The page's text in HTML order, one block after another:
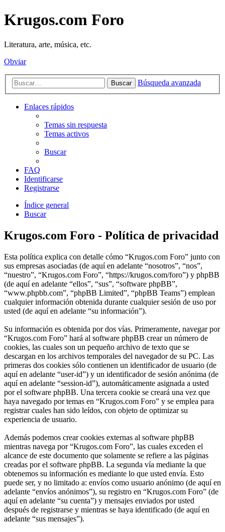
Krugos.com Foro
Literatura, arte, música, etc.
Obviar
Buscar Búsqueda avanzada
Enlaces rápidos
Temas sin respuesta
Temas activos
Buscar
FAQ
Identificarse
Registrarse
Índice general
Buscar
Krugos.com Foro - Política de privacidad
Esta política explica con detalle cómo “Krugos.com Foro” junto con
sus empresas asociadas (de aquí en adelante “nosotros”, “nos”,
“nuestro”, “Krugos.com Foro”, “https://krugos.com/foro”) y phpBB
(de aquí en adelante “ellos”, “sus”, “software phpBB”,
“www.phpbb.com”, “phpBB Limited”, “phpBB Teams”) emplean
cualquier información obtenida durante cualquier sesión de uso por
usted (de aquí en adelante “su información”).
Su información es obtenida por dos vías. Primeramente, navegar por
“Krugos.com Foro” hará al software phpBB crear un número de
cookies, las cuales son un pequeño archivo de texto que se
descargan en los archivos temporales del navegador de su PC. Las
primeras dos cookies sólo contienen un identificador de usuario (de
aquí en adelante “user-id”) y un identificador de sesión anónima (de
aquí en adelante “session-id”), automáticamente asignada a usted
por el software phpBB. Una tercera cookie se creará una vez que
haya navegado por temas en “Krugos.com Foro” y se emplea para
registrar cuales han sido leídos, con objeto de optimizar su
experiencia de usuario.
Además podemos crear cookies externas al software phpBB
mientras navega por “Krugos.com Foro”, las cuales exceden el
alcance de este documento que solamente se refiere a las páginas
creadas por el software phpBB. La segunda vía mediante la que
obtenemos su información es mediante lo que usted envía. Esto
puede ser, y no limitado a: envíos como usuario anónimo (de aquí en
adelante “envíos anónimos”), su registro en “Krugos.com Foro” (de
aquí en adelante “su cuenta”) y mensajes enviados por usted
después de registrarse y mientras se haya identificado (de aquí en
adelante “sus mensajes”).